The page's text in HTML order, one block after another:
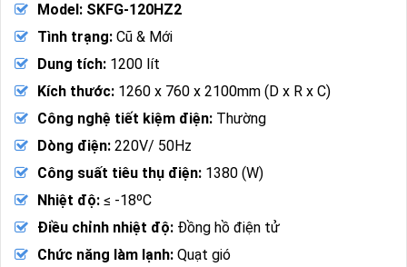
Model: SKFG-120HZ2
Tình trạng: Cũ & Mới
Dung tích: 1200 lít
Kích thước: 1260 x 760 x 2100mm (D x R x C)
Công nghệ tiết kiệm điện: Thường
Dòng điện: 220V/ 50Hz
Công suất tiêu thụ điện: 1380 (W)
Nhiệt độ: ≤ -18ºC
Điều chỉnh nhiệt độ: Đồng hồ điện tử
Chức năng làm lạnh: Quạt gió